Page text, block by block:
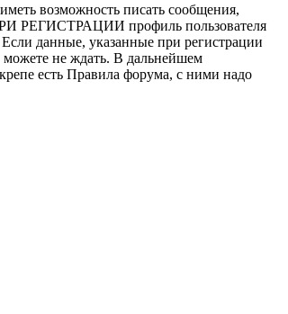
возможность писать сообщения,
РЕГИСТРАЦИИ профиль пользователя
данные, указанные при регистрации
можете не ждать. В дальнейшем
есть Правила форума, с ними надо